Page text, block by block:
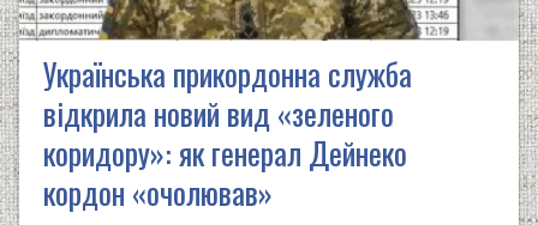
Українська прикордонна служба
відкрила новий вид «зеленого
коридору»: як генерал Дейнеко
кордон «очолював»